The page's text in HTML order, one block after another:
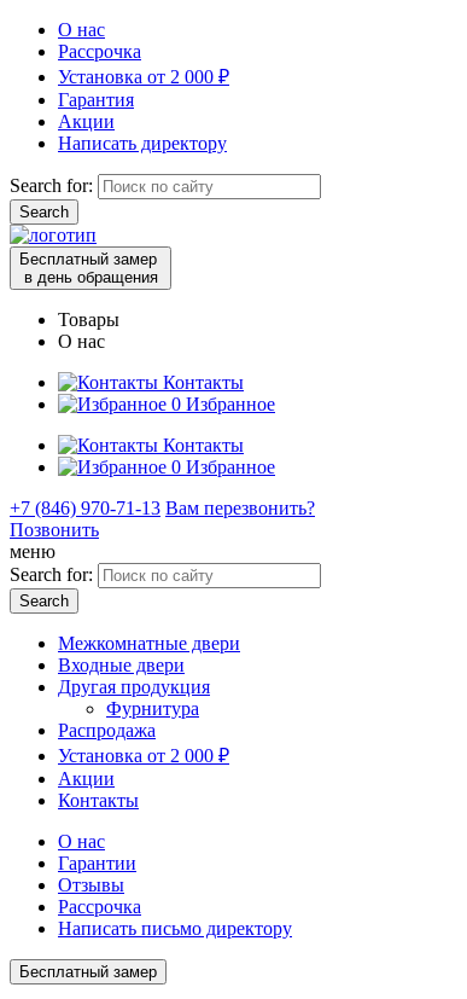
О нас
Рассрочка
Установка от 2 000 ₽
Гарантия
Акции
Написать директору
Search for:
Бесплатный замер
в день обращения
Товары
О нас
Контакты
0 Избранное
Контакты
0 Избранное
+7 (846) 970-71-13 Вам перезвонить?
Позвонить
меню
Search for:
Межкомнатные двери
Входные двери
Другая продукция
Фурнитура
Распродажа
Установка от 2 000 ₽
Акции
Контакты
О нас
Гарантии
Отзывы
Рассрочка
Написать письмо директору
Бесплатный замер